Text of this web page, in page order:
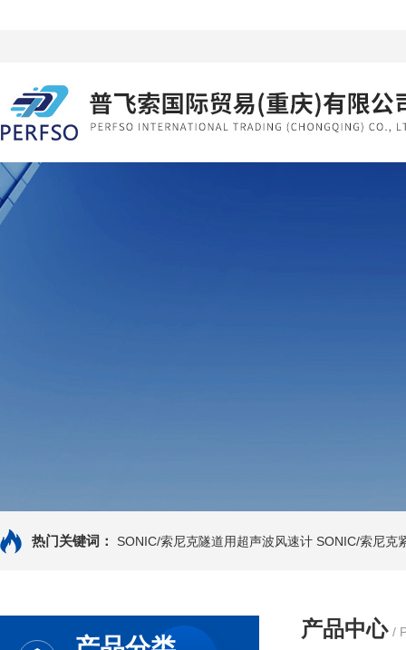
热门关键词： SONIC/索尼克隧道用超声波风速计 SONIC/索尼克
产品中心 /